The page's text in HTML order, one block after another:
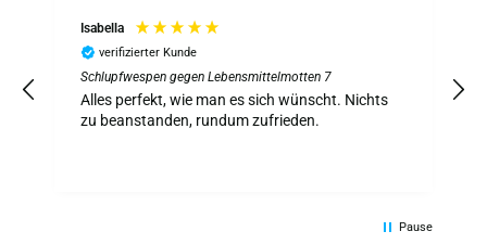
Daan
verifizierter Kunde
Schlupfwespen gegen Lebensmittelmotten 1x Lieferung
zur Ergänzung / 2
Alles gut erklärt und sofort einsatzbereit, ohne
Pause